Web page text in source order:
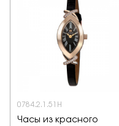
0784.2.1.51H
Часы из красного